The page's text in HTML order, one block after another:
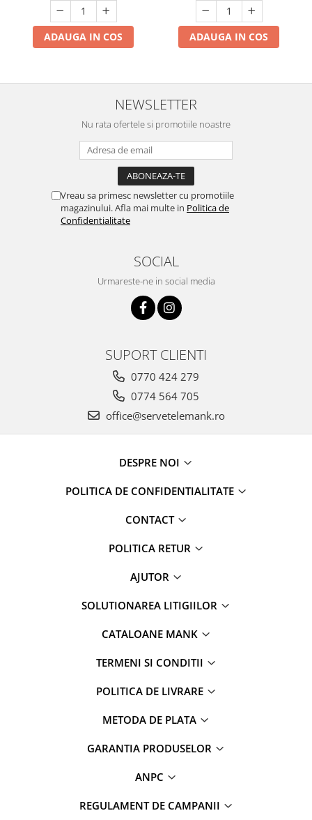
DECOR OKTOBER FEST
DECOR BABY SHOWER
ADAUGA IN COS ADAUGA IN COS
NEWSLETTER
Nu rata ofertele si promotiile noastre
Vreau sa primesc newsletter cu promotiile
magazinului. Afla mai multe in Politica de
Confidentialitate
SOCIAL
Urmareste-ne in social media
SUPORT CLIENTI
0770 424 279
0774 564 705
office@servetelemank.ro
DESPRE NOI
POLITICA DE CONFIDENTIALITATE
CONTACT
POLITICA RETUR
AJUTOR
SOLUTIONAREA LITIGIILOR
CATALOANE MANK
TERMENI SI CONDITII
POLITICA DE LIVRARE
METODA DE PLATA
GARANTIA PRODUSELOR
ANPC
REGULAMENT DE CAMPANII